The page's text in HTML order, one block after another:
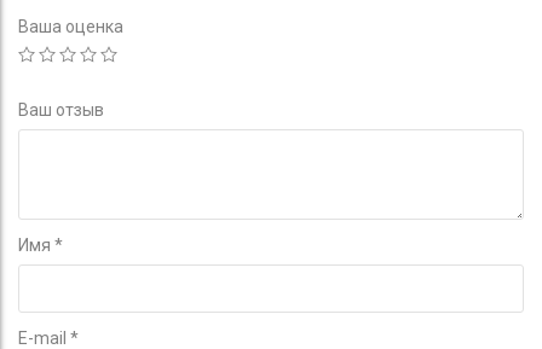
Ваша оценка
Ваш отзыв
Имя *
E-mail *